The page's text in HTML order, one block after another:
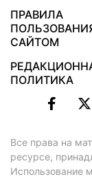
ПРАВИЛА
САЙТОМ
ПОЛИТИКА
Все права на
ресурсе,
Использование